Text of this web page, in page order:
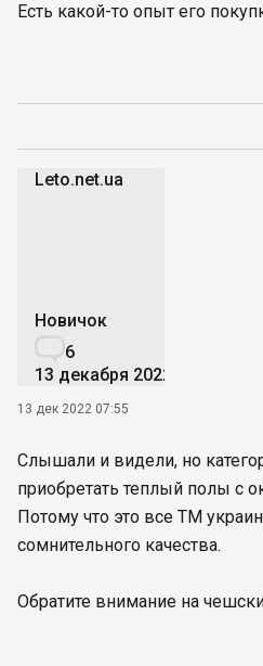
Есть какой-то опыт его
Leto.net.ua
Новичок
6
13 декабря 2022
13 дек 2022 07:55
Слышали и видели, но
приобретать теплый полы с
Потому что это все ТМ
сомнительного качества.
Обратите внимание на